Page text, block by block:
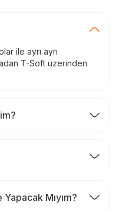
ile ayrı ayrı
T-Soft üzerinden
Mıyım?